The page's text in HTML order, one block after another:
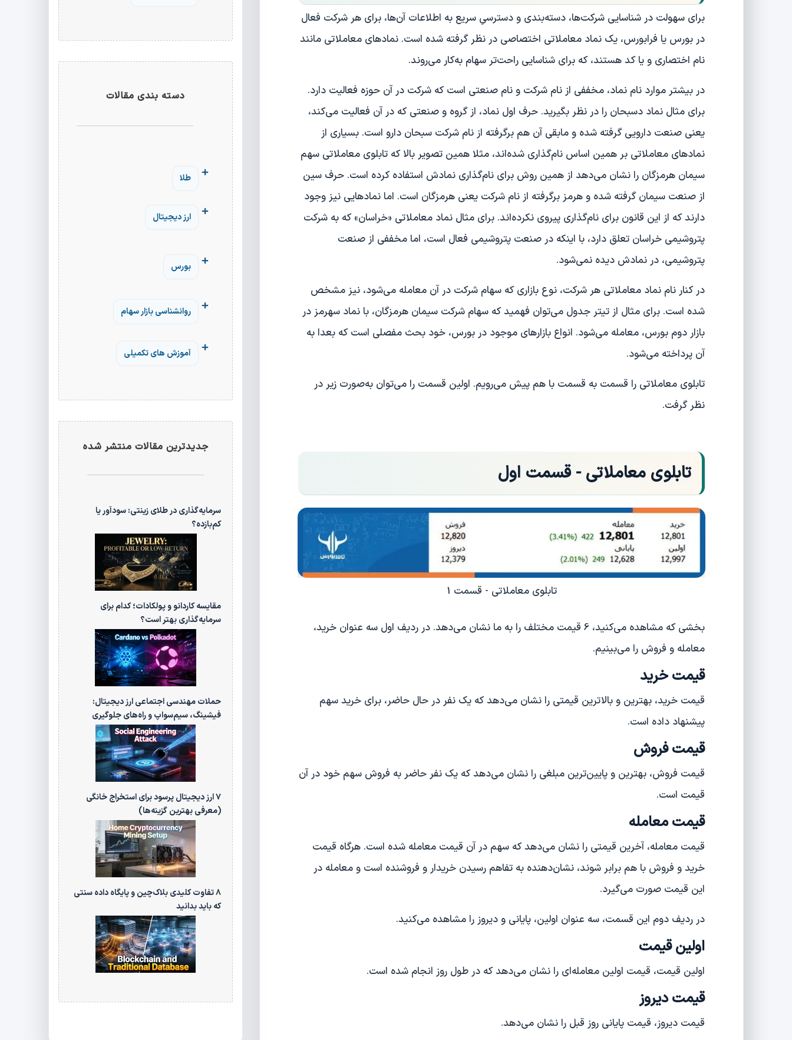
برای سهولت در شناسایی شرکت‌ها، دسته‌بندی و دسترسیِ سریع به اطلاعات آن‌ها، برای هر شرکت فعال
در بورس یا فرابورس، یک نماد معاملاتی اختصاصی در نظر گرفته شده است. نماد‌های معاملاتی مانند
نام اختصاری و یا کد هستند، که برای شناسایی راحت‌تر سهام به‌کار می‌روند.
در بیشتر موارد نام نماد، مخففی از نام شرکت و نام صنعتی است که شرکت در آن حوزه فعالیت دارد.
برای مثال نماد دسبحان را در نظر بگیرید. حرف اول نماد، از گروه و صنعتی که در آن فعالیت می‌کند،
یعنی صنعت دارویی گرفته شده و مابقی آن هم برگرفته از نام شرکت سبحان دارو است. بسیاری از
نمادهای معاملاتی بر همین اساس نام‌گذاری شده‌اند، مثلا همین تصویر بالا که تابلوی معاملاتی سهم
سیمان هرمزگان را نشان می‌دهد از همین روش برای نام‌گذاری نمادش استفاده کرده است. حرف سین
از صنعت سیمان گرفته شده و هرمز برگرفته از نام شرکت یعنی هرمزگان است. اما نمادهایی نیز وجود
دارند که از این قانون برای نام‌گذاری پیروی نکرده‌اند. برای مثال نماد معاملاتی «خراسان» که به شرکت
پتروشیمی خراسان تعلق دارد، با اینکه در صنعت پتروشیمی فعال است، اما مخففی از صنعت
پتروشیمی، در نمادش دیده نمی‌شود.
در کنار نام نماد معاملاتی هر شرکت، نوع بازاری که سهام شرکت در آن معامله می‌شود، نیز مشخص
شده است. برای مثال از تیتر جدول می‌توان فهمید که سهام شرکت سیمان هرمزگان، با نماد سهرمز در
بازار دوم بورس، معامله می‌شود. انواع بازارهای موجود در بورس، خود بحث مفصلی است که بعدا به
آن پرداخته می‌شود.
تابلوی معاملاتی را قسمت به قسمت با هم پیش می‌رویم. اولین قسمت را می‌توان به‌صورت زیر در
نظر گرفت.
تابلوی معاملاتی - قسمت اول
تابلوی معاملاتی - قسمت 1
بخشی که مشاهده می‌کنید، 6 قیمت مختلف را به ما نشان می‌دهد. در ردیف اول سه عنوان خرید،
معامله و فروش را می‌بینیم.
قیمت خرید
قیمت خرید، بهترین و بالاترین قیمتی را نشان می‌دهد که یک نفر در حال حاضر، برای خرید سهم
پیشنهاد داده است.
قیمت فروش
قیمت فروش، بهترین و پایین‌ترین مبلغی را نشان می‌دهد که یک نفر حاضر به فروش سهم خود در آن
قیمت است.
قیمت معامله
قیمت معامله، آخرین قیمتی را نشان می‌دهد که سهم در آن قیمت معامله شده است. هرگاه قیمت
خرید و فروش با هم برابر شوند، نشان‌دهنده به تفاهم رسیدن خریدار و فروشنده است و معامله در
این قیمت صورت می‌گیرد.
در ردیف دوم این قسمت، سه عنوان اولین، پایانی و دیروز را مشاهده می‌کنید.
اولین قیمت
اولین قیمت، قیمت اولین معامله‌ای را نشان می‌دهد که در طول روز انجام شده است.
قیمت دیروز
قیمت دیروز، قیمت پایانی روز قبل را نشان می‌دهد.
دسته بندی مقالات
طلا
ارز دیجیتال
بورس
روانشناسی بازار سهام
آموزش های تکمیلی
جدیدترین مقالات منتشر شده
سرمایه‌گذاری در طلای زینتی: سودآور یا
کم‌بازده؟
مقایسه کاردانو و پولکادات؛ کدام برای
سرمایه‌گذاری بهتر است؟
حملات مهندسی اجتماعی ارز دیجیتال:
فیشینگ، سیم‌سواپ و راه‌های جلوگیری
۷ ارز دیجیتال پرسود برای استخراج خانگی
(معرفی بهترین گزینه‌ها)
۸ تفاوت کلیدی بلاک‌چین و پایگاه‌ داده سنتی
که باید بدانید